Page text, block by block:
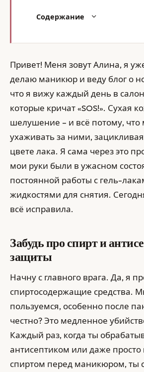
Содержание
Привет! Меня зовут Алина, я
делаю маникюр и веду блог о
что я вижу каждый день в
которые кричат «SOS!». Сухая
шелушение – и всё потому,
ухаживать за ними,
цвете лака. Я сама через это
мои руки были в ужасном
постоянной работы с гель-
жидкостями для снятия.
всё исправила.
Забудь про спирт и
защиты
Начну с главного врага. Да, я
спиртосодержащие средства.
пользуемся, особенно после
честно? Это медленное
Каждый раз, когда ты
антисептиком или даже
спиртом перед маникюром, ты